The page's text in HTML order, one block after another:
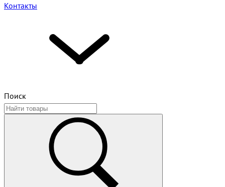
Контакты
Поиск